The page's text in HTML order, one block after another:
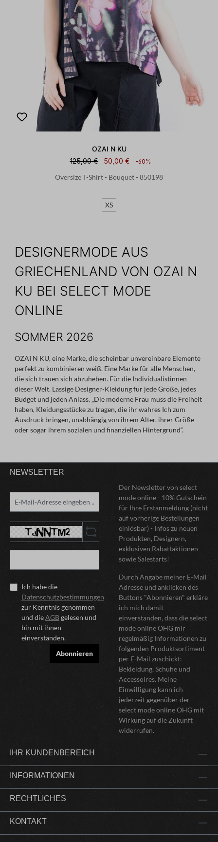
OZAI N KU
125,00 €
50,00 € -60%
Oversize T-Shirt - Bouquet - 850198
XS
DESIGNERMODE AUS
GRIECHENLAND VON OZAI N
KU BEI SELECT MODE
ONLINE
SOMMER 2026
OZAI N KU, eine Marke, die scheinbar unvereinbare Elemente
perfekt zu kombinieren weiß. Eine Marke für alle Menschen,
die sich trauen sich abzuheben. Für die Individualistinnen
dieser Welt. Lässige Designer-Kleidung für jede Größe, jedes
Budget und jeden Anlass. „Die moderne Frau muss die Freiheit
haben, Kleidungsstücke zu tragen, die ihr wahres Ich zum
Ausdruck bringen, unabhängig von ihrem Alter, ihrer Größe
oder sogar ihrem sozialen und finanziellen Hintergrund“.
NEWSLETTER
Ich habe die
Datenschutzbestimmungen
zur Kenntnis genommen
und dieAGBgelesen und
bin mit ihnen
einverstanden.
Abonnieren
Der Newsletter von select
mode online - 10% Gutschein
für Ihre Erstanmeldung (nicht
auf vorherige Bestellungen
einlösbar) - Infos zu neuen
Produkten, Designern,
exklusiven Rabattaktionen
sowie Salestarts!
Durch Angabe meiner E-Mail
Adresse und anklicken des
Buttons "Abonnieren" erkläre
ich mich damit
einverstanden, dass die select
mode online OHG mir
regelmäßig Informationen zu
folgenden Produktsortiment
per E-Mail zuschickt:
Bekleidung, Schuhe und
Accessoires. Meine
Einwilligung kann ich
jederzeit gegenüber der
select mode online OHG mit
Wirkung auf die Zukunft
widerrufen.
IHR KUNDENBEREICH
INFORMATIONEN
RECHTLICHES
KONTAKT